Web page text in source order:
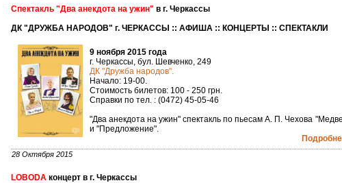
Спектакль "Два анекдота на ужин" в г. Черкассы
ДК "ДРУЖБА НАРОДОВ" г. ЧЕРКАССЫ :: АФИША :: КОНЦЕРТЫ :: СПЕКТАКЛИ
9 ноября 2015 года
г. Черкассы, бул. Шевченко, 249
ДК "Дружба народов".
Начало: 19-00.
Стоимость билетов: 100 - 250 грн.
Справки по тел. : (0472) 45-05-46
"Два анекдота на ужин" спектакль по пьесам А. П. Чехова
и "Предложение".
28 Октября 2015
LOBODAконцерт в г. Черкассы